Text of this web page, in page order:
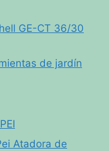
GE-CT 36/30
de jardín
Atadora de